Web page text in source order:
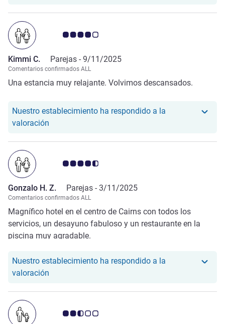
Nota de clientes de Avis 4.0/5
Kimmi C. Parejas - 9/11/2025
Comentarios confirmados ALL
Una estancia muy relajante. Volvimos descansados.
Nuestro establecimiento ha respondido a la
valoración
Nota de clientes de Avis 4.5/5
Gonzalo H. Z. Parejas - 3/11/2025
Comentarios confirmados ALL
Magnífico hotel en el centro de Cairns con todos los
servicios, un desayuno fabuloso y un restaurante en la
piscina muy agradable.
Nuestro establecimiento ha respondido a la
valoración
Nota de clientes de Avis 2.5/5